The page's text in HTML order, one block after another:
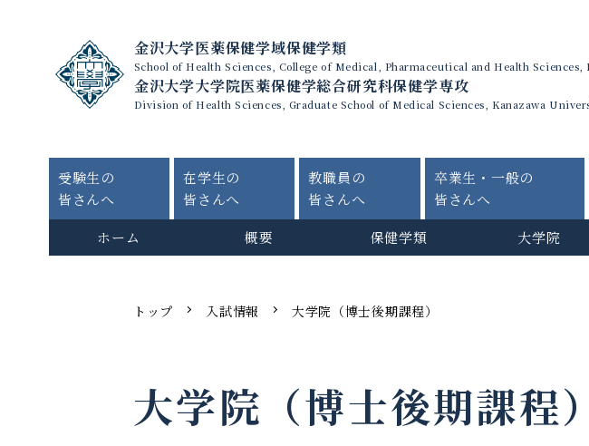
金沢大学医薬保健学域保健学類
School of Health Sciences, College of Medical, Pharmaceutical and Health
金沢大学大学院医薬保健学総合研究科保健学専攻
Division of Health Sciences, Graduate School of Medical Sciences, Kanazawa
受験生の
皆さんへ
在学生の
皆さんへ
教職員の
皆さんへ
卒業生・一般の
皆さんへ
ホーム
概要 保健学類 大学院
トップ 入試情報 大学院（博士後期課程）
大学院（博士後期課程）